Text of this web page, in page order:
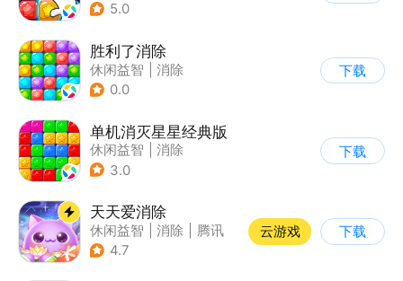
5.0
胜利了消除
休闲益智
消除
0.0
下载
单机消灭星星经典版
休闲益智
消除
3.0
下载
天天爱消除
休闲益智 消除
腾讯
| 单机
4.7
云游戏 下载